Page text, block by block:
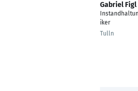
Gabriel Figl
iker
Tulln